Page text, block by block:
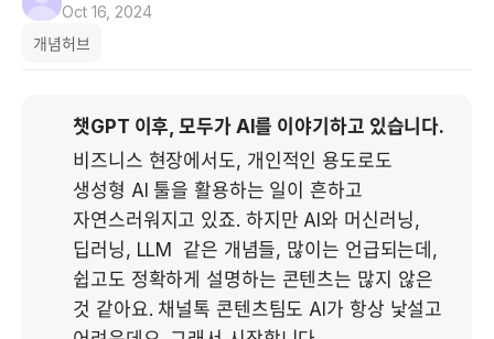
Oct 16, 2024
개념허브
챗GPT 이후, 모두가 AI를 이야기하고 있습니다.
비즈니스 현장에서도, 개인적인 용도로도
생성형 AI 툴을 활용하는 일이 흔하고
자연스러워지고 있죠. 하지만 AI와 머신러닝,
딥러닝, LLM  같은 개념들, 많이는 언급되는데,
쉽고도 정확하게 설명하는 콘텐츠는 많지 않은
것 같아요. 채널톡 콘텐츠팀도 AI가 항상 낯설고